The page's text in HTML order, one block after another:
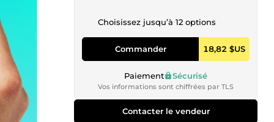
Choisissez jusqu’à 12 options
Commander 18,82 $US
Paiement Sécurisé
Vos informations sont chiffrées par TLS
Contacter le vendeur